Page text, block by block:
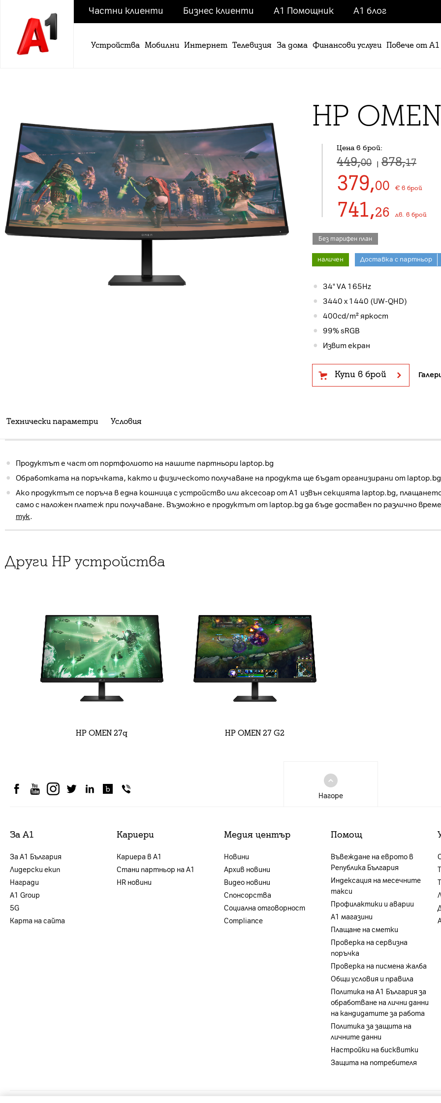
Частни клиенти Бизнес клиенти A1 Помощник A1 блог
Устройства Мобилни Интернет Телевизия За дома Финансови услуги Повече от А1
HP
Цена в брой:
449,00 | 878,17
379,00 € в брой
741,26 лв. в брой
Без тарифен план
наличен Доставка с партньор
34" VA 165Hz
3440 x 1440 (UW-QHD)
400cd/m² яркост
99% sRGB
Извит екран
Купи в брой
Технически параметри Условия
Продуктът е част от портфолиото на нашите партньори laptop.bg
Обработката на поръчката, както и физическото получаване на продукта ще бъдат организирани от laptop.bg
Ако продуктът се поръча в една кошница с устройство или аксесоар от А1 извън секцията laptop.bg,
само с наложен платеж при получаване. Възможно е продуктът от laptop.bg да бъде доставен по различно
тук.
Други HP устройства
HP OMEN 27q HP OMEN 27 G2
Нагоре
За А1
За А1 България
Лидерски екип
Награди
А1 Group
5G
Карта на сайта
Кариери
Кариера в А1
Стани партньор на А1
HR новини
Медия център
Новини
Архив новини
Видео новини
Спонсорства
Социална отговорност
Compliance
Помощ
Въвеждане на еврото в
Република България
Индексация на месечните
такси
Профилактики и аварии
А1 магазини
Плащане на сметки
Проверка на сервизна
поръчка
Проверка на писмена жалба
Общи условия и правила
Политика на A1 България за
обработване на лични данни
на кандидатите за работа
Политика за защита на
личните данни
Настройки на бисквитки
Защита на потребителя